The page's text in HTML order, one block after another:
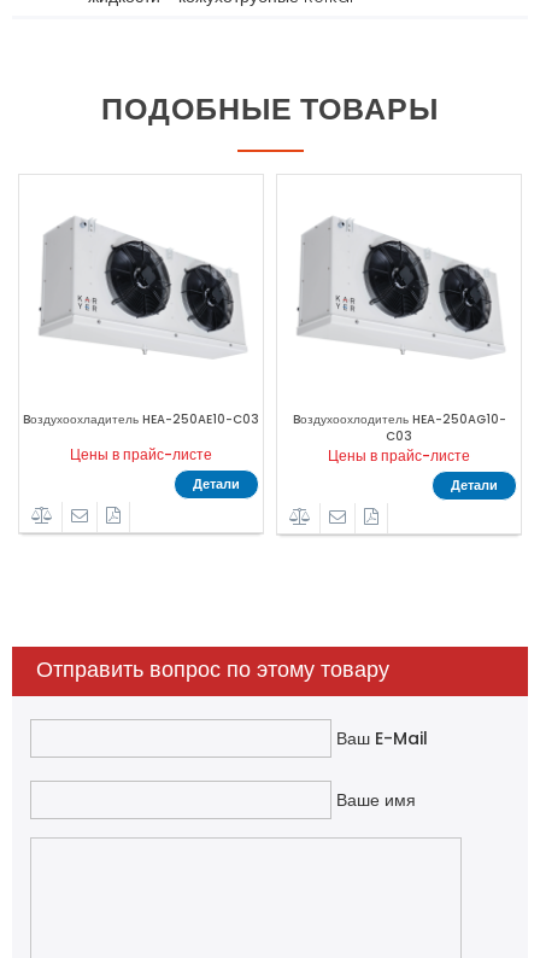
ПОДОБНЫЕ ТОВАРЫ
Bоздухоохлодитель HEA-350AE10-C03
Цены в прайс-листе
Детали
Bоздухоохлодитель HEA-350AG10-
Цены в прайс-листе
Детали
Отправить вопрос по этому товару
Ваш E-Mail
Ваше имя